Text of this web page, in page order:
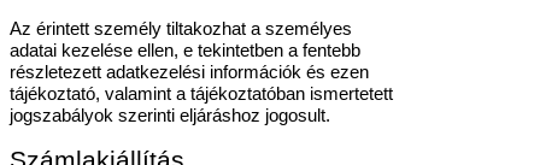
Az érintett személy tiltakozhat a személyes
adatai kezelése ellen, e tekintetben a fentebb
részletezett adatkezelési információk és ezen
tájékoztató, valamint a tájékoztatóban ismertetett
jogszabályok szerinti eljáráshoz jogosult.